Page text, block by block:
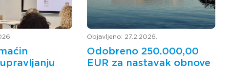
Objavljeno: 27.2.2026.
Odobreno 250.000,00
EUR za nastavak obnove